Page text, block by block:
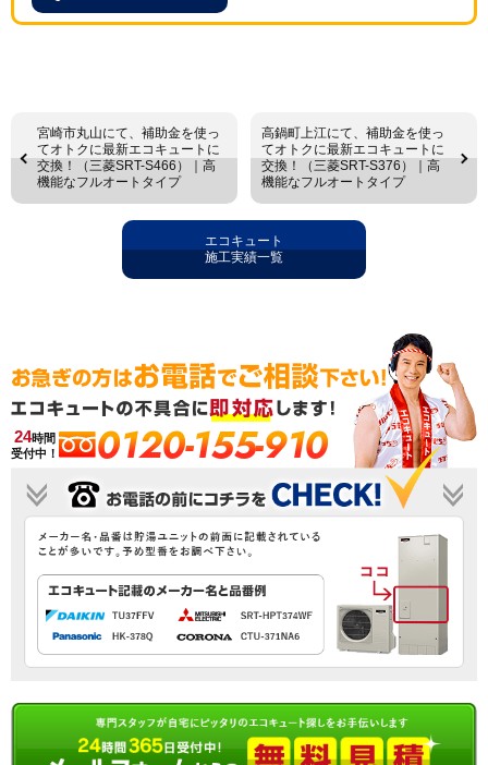
宮崎市丸山にて、補助金を使っ
てオトクに最新エコキュートに
交換！（三菱SRT-S466）｜高
機能なフルオートタイプ
高鍋町上江にて、補助金を使っ
てオトクに最新エコキュートに
交換！（三菱SRT-S376）｜高
機能なフルオートタイプ
エコキュート
施工実績一覧
24時間
受付中！
0120-155-910